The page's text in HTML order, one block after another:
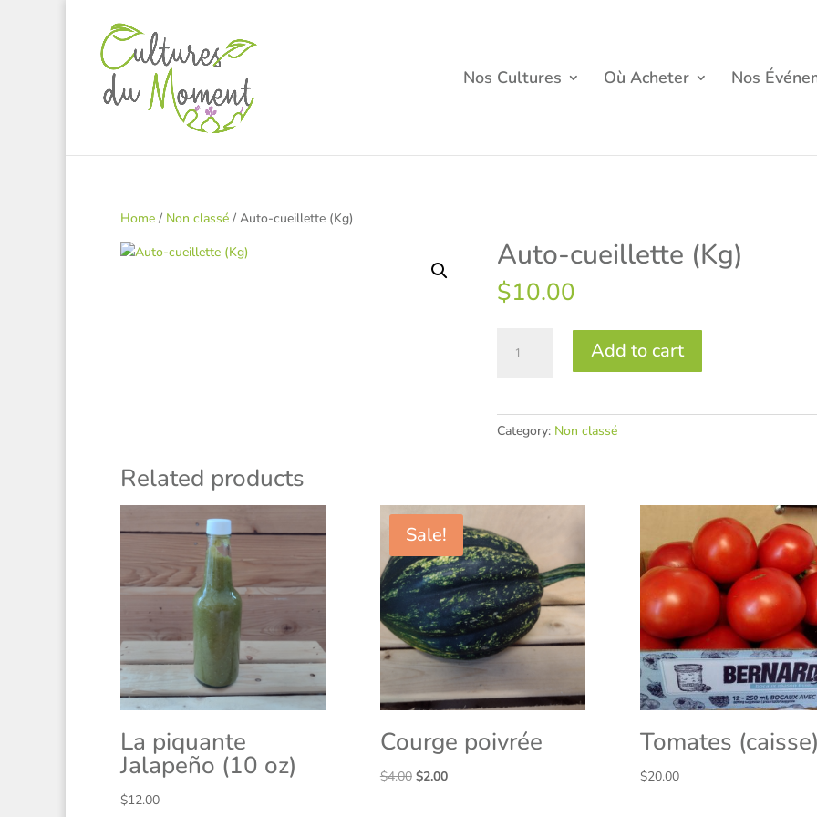
Nos Cultures Où Acheter Nos
Home / Non classé / Auto-cueillette (Kg)
Auto-cueillette (Kg)
$10.00
cueillette
Add to cart
Category: Non classé
Related products
La piquante
Jalapeño (10 oz)
$12.00
Sale!
Courge poivrée
$4.00 Original
$2.00Current
Tomates
$20.00